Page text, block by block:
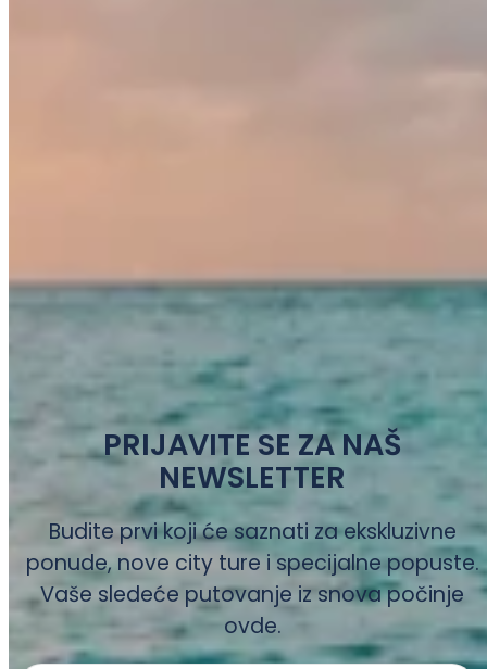
PRIJAVITE SE ZA NAŠ
NEWSLETTER
Budite prvi koji će saznati za ekskluzivne
ponude, nove city ture i specijalne popuste.
Vaše sledeće putovanje iz snova počinje
ovde.